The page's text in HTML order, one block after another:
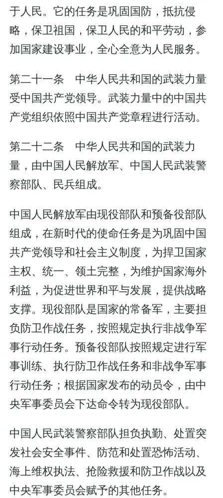
于人民。它的任务是巩固国防，抵抗侵
略，保卫祖国，保卫人民的和平劳动，参
加国家建设事业，全心全意为人民服务。
第二十一条 中华人民共和国的武装力量
受中国共产党领导。武装力量中的中国共
产党组织依照中国共产党章程进行活动。
第二十二条 中华人民共和国的武装力
量，由中国人民解放军、中国人民武装警
察部队、民兵组成。
中国人民解放军由现役部队和预备役部队
组成，在新时代的使命任务是为巩固中国
共产党领导和社会主义制度，为捍卫国家
主权、统一、领土完整，为维护国家海外
利益，为促进世界和平与发展，提供战略
支撑。现役部队是国家的常备军，主要担
负防卫作战任务，按照规定执行非战争军
事行动任务。预备役部队按照规定进行军
事训练、执行防卫作战任务和非战争军事
行动任务；根据国家发布的动员令，由中
央军事委员会下达命令转为现役部队。
中国人民武装警察部队担负执勤、处置突
发社会安全事件、防范和处置恐怖活动、
海上维权执法、抢险救援和防卫作战以及
中央军事委员会赋予的其他任务。